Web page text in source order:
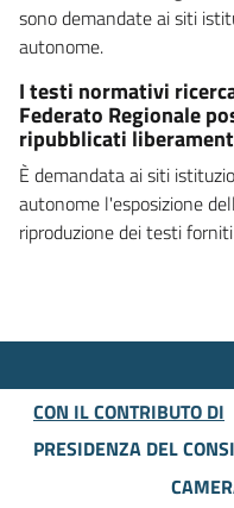
sono demandate ai siti
autonome.
I testi normativi
Federato Regionale
ripubblicati
È demandata ai siti
autonome l'esposizione
riproduzione dei testi
CON IL CONTRIBUTO DI
PRESIDENZA DEL